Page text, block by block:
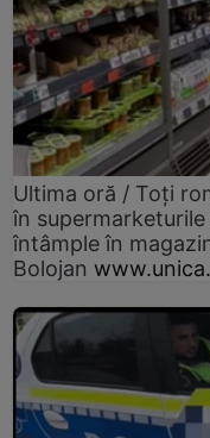
Ultima oră / Toți
în
întâmple în
Bolojan